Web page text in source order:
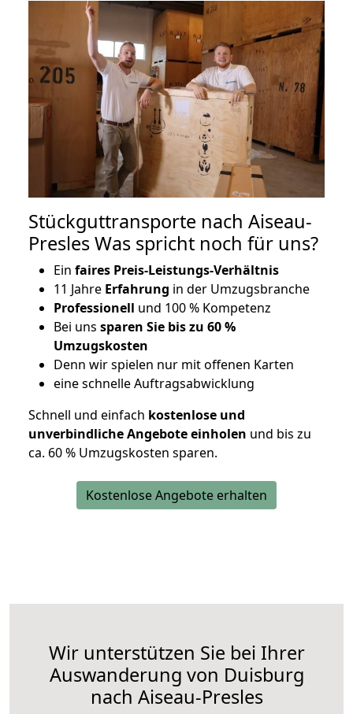
Stückguttransporte nach Aiseau-
Presles Was spricht noch für uns?
Ein faires Preis-Leistungs-Verhältnis
11 Jahre Erfahrung in der Umzugsbranche
Professionell und 100 % Kompetenz
Bei uns sparen Sie bis zu 60 %
Umzugskosten
Denn wir spielen nur mit offenen Karten
eine schnelle Auftragsabwicklung
Schnell und einfach kostenlose und
unverbindliche Angebote einholen und bis zu
ca. 60 % Umzugskosten sparen.
Kostenlose Angebote erhalten
Wir unterstützen Sie bei Ihrer
Auswanderung von Duisburg
nach Aiseau-Presles